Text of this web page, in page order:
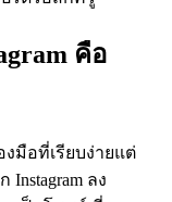
คือ
งมือที่เรียบง่ายแต่
ลง